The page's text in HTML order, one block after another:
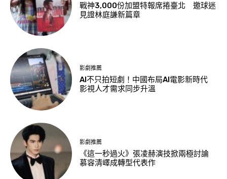
戰神3,000份加盟特報席捲臺北 邀球迷
見證林庭謙新篇章
影劇推薦
AI不只拍短劇！中國布局AI電影新時代
影視人才需求同步升溫
影劇推薦
《這一秒過火》張凌赫演技掀兩極討論
慕容清嶧成轉型代表作